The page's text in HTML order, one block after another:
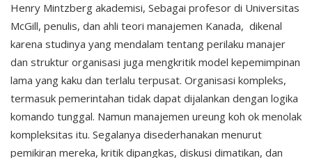
Henry Mintzberg akademisi, Sebagai profesor di Universitas
McGill, penulis, dan ahli teori manajemen Kanada, dikenal
karena studinya yang mendalam tentang perilaku manajer
dan struktur organisasi juga mengkritik model kepemimpinan
lama yang kaku dan terlalu terpusat. Organisasi kompleks,
termasuk pemerintahan tidak dapat dijalankan dengan logika
komando tunggal. Namun manajemen ureung koh ok menolak
kompleksitas itu. Segalanya disederhanakan menurut
pemikiran mereka, kritik dipangkas, diskusi dimatikan, dan